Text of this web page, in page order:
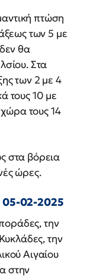
πτώση
των 5 με
θα
Στα
των 2 με 4
τους 10 με
χώρα τους 14
στα βόρεια
ώρες.
02-2025
την
την
Αιγαίου
στην